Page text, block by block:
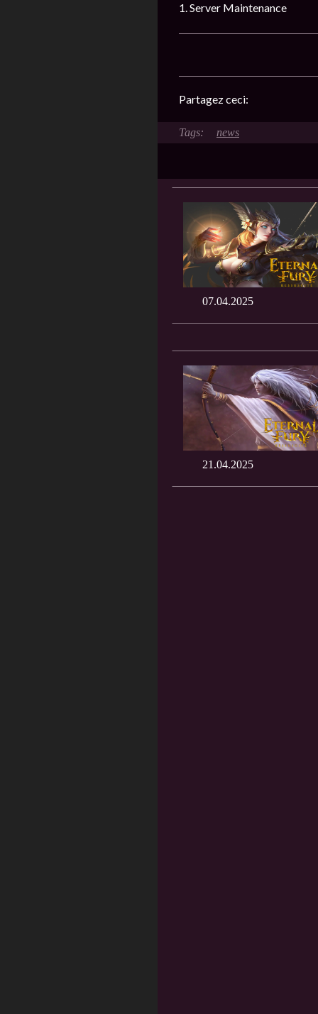
1. Server Maintenance
Partagez ceci:
news
07.04.2025
21.04.2025